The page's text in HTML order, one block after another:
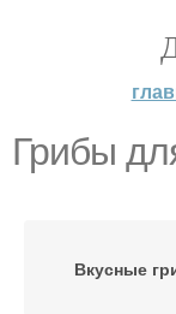
Грибы
Вкусные